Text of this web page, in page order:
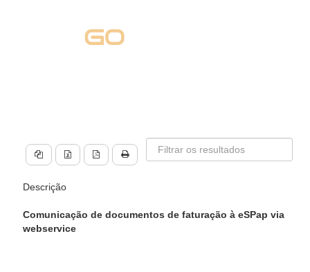
Descrição
Comunicação de documentos de faturação à eSPap via
webservice